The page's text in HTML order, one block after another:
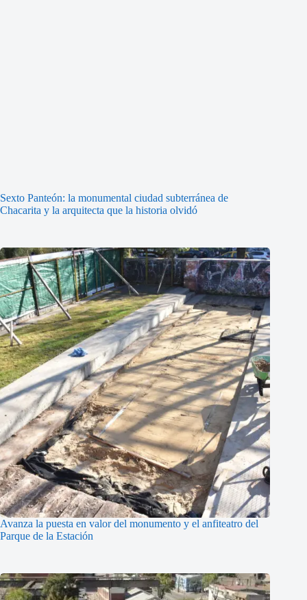
Sexto Panteón: la monumental ciudad subterránea de
Chacarita y la arquitecta que la historia olvidó
Avanza la puesta en valor del monumento y el anfiteatro del
Parque de la Estación